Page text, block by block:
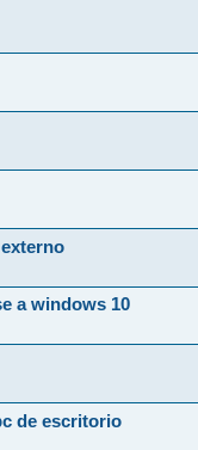
a windows 10
de escritorio